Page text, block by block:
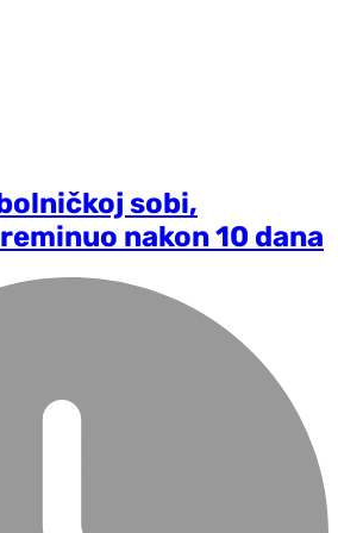
sobi,
nakon 10 dana